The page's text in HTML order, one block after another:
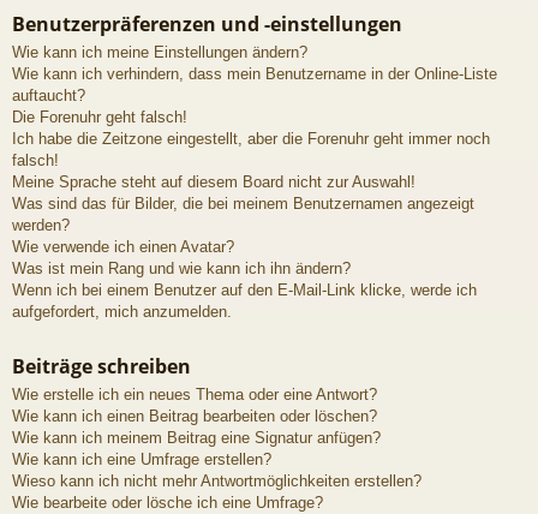
Benutzerpräferenzen und -einstellungen
Wie kann ich meine Einstellungen ändern?
Wie kann ich verhindern, dass mein Benutzername in der Online-Liste
auftaucht?
Die Forenuhr geht falsch!
Ich habe die Zeitzone eingestellt, aber die Forenuhr geht immer noch
falsch!
Meine Sprache steht auf diesem Board nicht zur Auswahl!
Was sind das für Bilder, die bei meinem Benutzernamen angezeigt
werden?
Wie verwende ich einen Avatar?
Was ist mein Rang und wie kann ich ihn ändern?
Wenn ich bei einem Benutzer auf den E-Mail-Link klicke, werde ich
aufgefordert, mich anzumelden.
Beiträge schreiben
Wie erstelle ich ein neues Thema oder eine Antwort?
Wie kann ich einen Beitrag bearbeiten oder löschen?
Wie kann ich meinem Beitrag eine Signatur anfügen?
Wie kann ich eine Umfrage erstellen?
Wieso kann ich nicht mehr Antwortmöglichkeiten erstellen?
Wie bearbeite oder lösche ich eine Umfrage?